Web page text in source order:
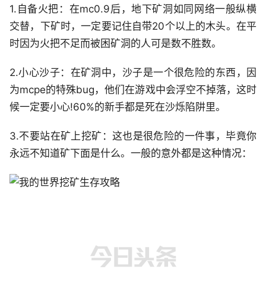
1.自备火把：在mc0.9后，地下矿洞如同网络一般纵横
交替，下矿时，一定要记住自带20个以上的木头。在平
时因为火把不足而被困矿洞的人可是数不胜数。
2.小心沙子：在矿洞中，沙子是一个很危险的东西，因
为mcpe的特殊bug，他们在游戏中会浮空不掉落，这时
候一定要小心!60%的新手都是死在沙烁陷阱里。
3.不要站在矿上挖矿：这也是很危险的一件事，毕竟你
永远不知道矿下面是什么。一般的意外都是这种情况：